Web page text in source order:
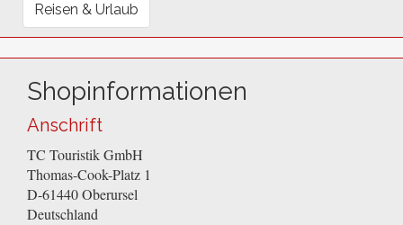
Reisen & Urlaub
Shopinformationen
Anschrift
TC Touristik GmbH
Thomas-Cook-Platz 1
D-61440Oberursel
Deutschland